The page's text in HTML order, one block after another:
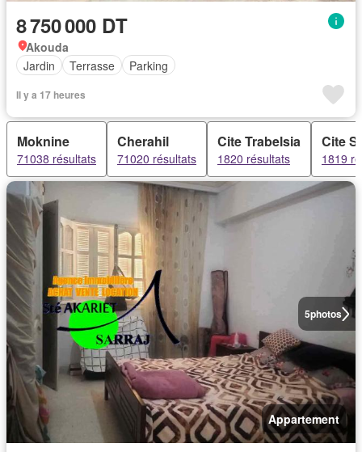
8 750 000 DT
Akouda
Jardin
Terrasse Parking
Il y a 17 heures
Moknine
71038 résultats
Cherahil
71020 résultats
Cite Trabelsia
1820 résultats
Cite
1819
5photos
Appartement